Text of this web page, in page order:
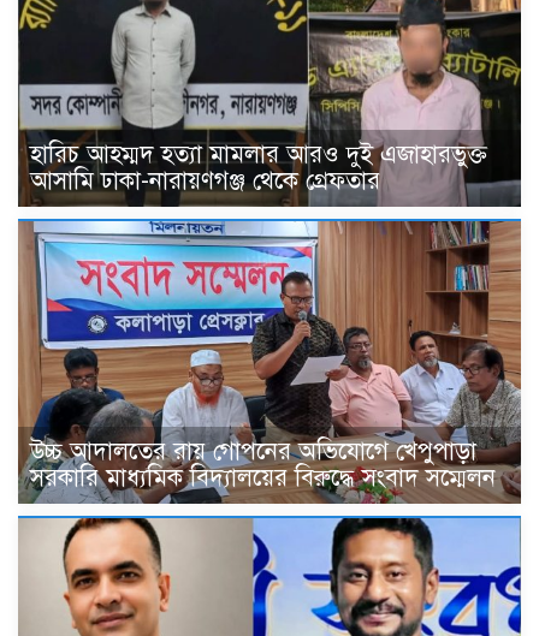
হারিচ আহম্মদ হত্যা মামলার আরও দুই এজাহারভুক্ত
আসামি ঢাকা-নারায়ণগঞ্জ থেকে গ্রেফতার
উচ্চ আদালতের রায় গোপনের অভিযোগে খেপুপাড়া
সরকারি মাধ্যমিক বিদ্যালয়ের বিরুদ্ধে সংবাদ সম্মেলন